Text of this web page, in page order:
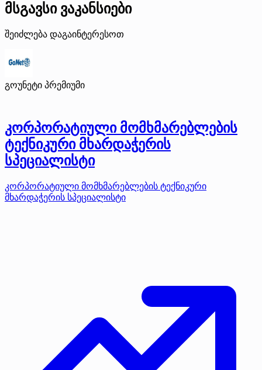
მსგავსი ვაკანსიები
შეიძლება დაგაინტერესოთ
გოუნეტი პრემიუმი
კორპორატიული მომხმარებლების
ტექნიკური მხარდაჭერის
სპეციალისტი
კორპორატიული მომხმარებლების ტექნიკური
მხარდაჭერის სპეციალისტი